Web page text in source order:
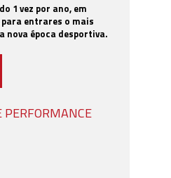
1 vez por ano, em
entrares o mais
nova época desportiva.
PERFORMANCE